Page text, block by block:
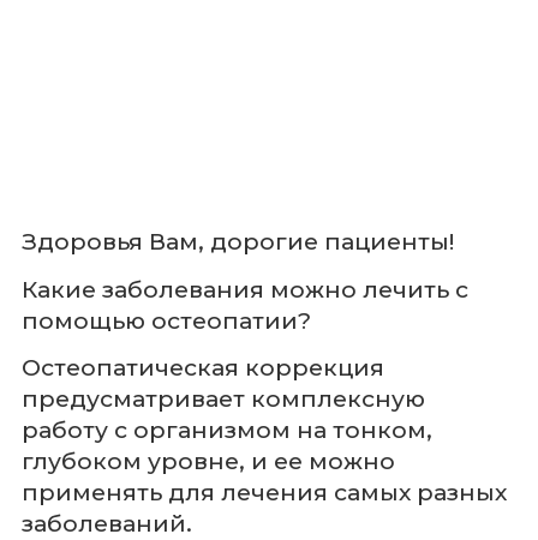
Здоровья Вам, дорогие пациенты!
Какие заболевания можно лечить с
помощью остеопатии?
Остеопатическая коррекция
предусматривает комплексную
работу с организмом на тонком,
глубоком уровне, и ее можно
применять для лечения самых разных
заболеваний.